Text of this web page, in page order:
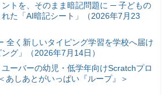
トを、そのまま暗記問題に ─ 子どもの
た「AI暗記シート」（2026年7月23
全く新しいタイピング学習を学校へ届け
グ」（2026年7月14日）
ーバーの幼児・低学年向けScratchプロ
しあとがいっぱい『ループ』＞